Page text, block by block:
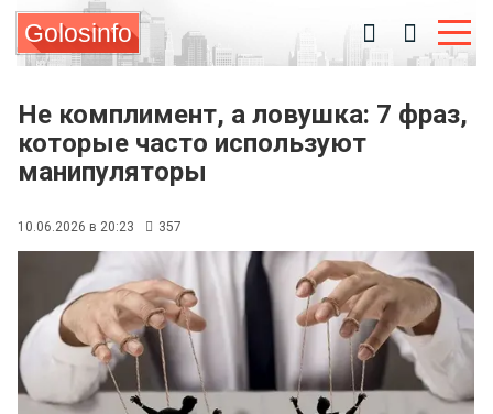
Golosinfo
Не комплимент, а ловушка: 7 фраз,
которые часто используют
манипуляторы
10.06.2026 в 20:23 357